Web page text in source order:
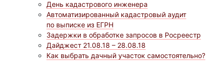
День кадастрового инженера
Автоматизированный кадастровый аудит
по выписке из ЕГРН
Задержки в обработке запросов в Росреестр
Дайджест 21.08.18 – 28.08.18
Как выбрать дачный участок самостоятельно?